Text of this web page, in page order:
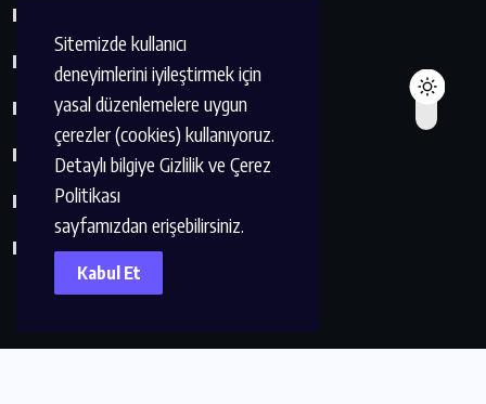
Sitemizde kullanıcı
deneyimlerini iyileştirmek için
yasal düzenlemelere uygun
çerezler (cookies) kullanıyoruz.
Detaylı bilgiye Gizlilik ve Çerez
Politikası
sayfamızdan erişebilirsiniz.
Kabul Et
Eserler Listesi
Dernek ve Kuruluşlar
Kvkk Metni
Çerez Politikası
İletişim